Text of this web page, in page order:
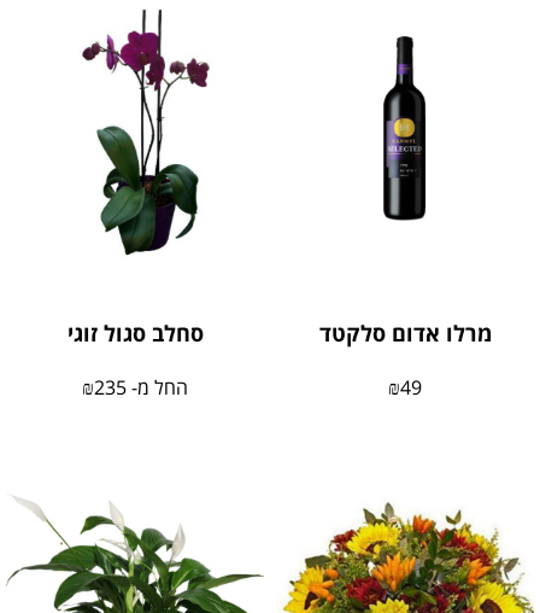
מרלו אדום סלקטד
₪49
סחלב סגול זוגי
החל מ- ₪235